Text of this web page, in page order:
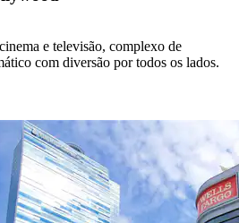
e televisão, complexo de
com diversão por todos os lados.